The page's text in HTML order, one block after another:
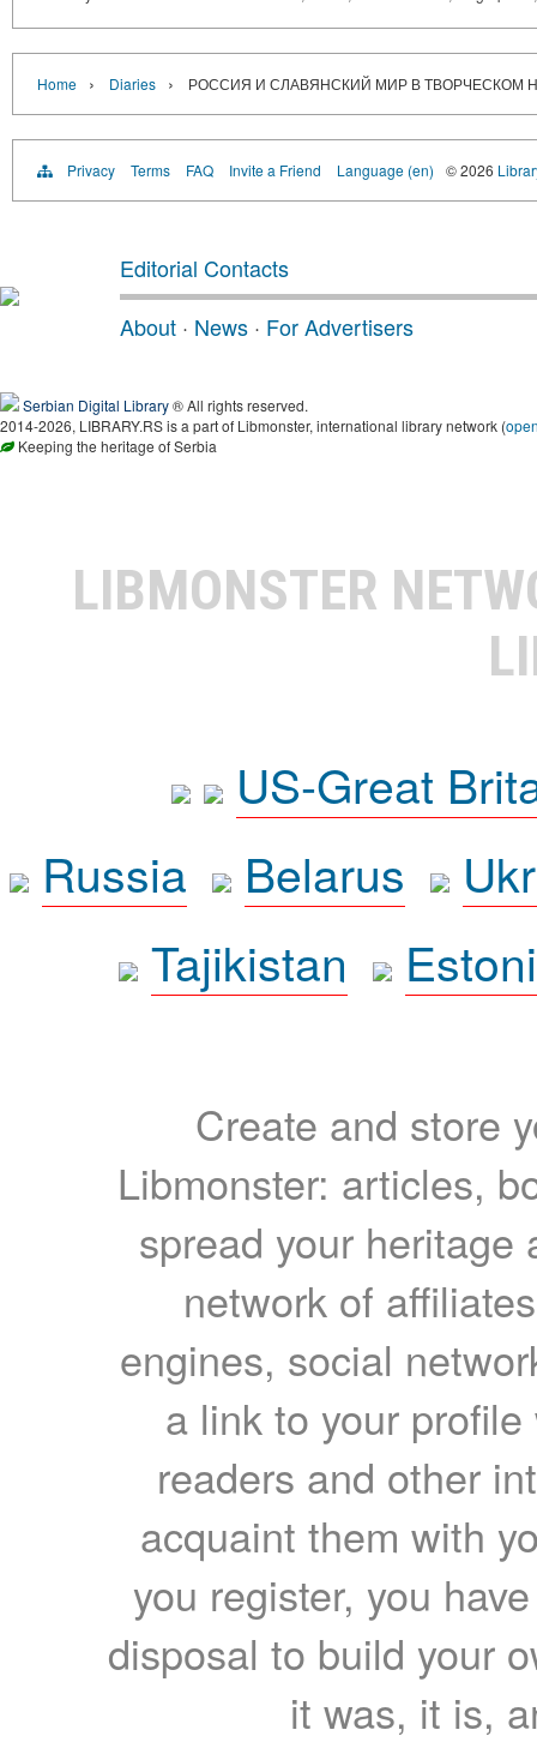
Home › Diaries › РОССИЯ И СЛАВЯНСКИЙ МИР В ТВОРЧЕСКОМ
Privacy Terms FAQ Invite a Friend Language (en) © 2026
Editorial Contacts
About · News · For Advertisers
Serbian Digital Library® All rights reserved.
2014-2026, LIBRARY.RS is a part of Libmonster, international library network (
Keeping the heritage of Serbia
LIBMONSTER
US-Great
Russia
Belarus
Tajikistan
Create and store
Libmonster: articles,
spread your heritage
network of
engines, social
a link to your
readers and other
acquaint them with
you register, you
disposal to build your
it was, it is,